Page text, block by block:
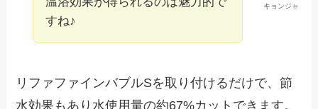
キョンジャ
すね♪
リファファインバブルSを取り付けるだけで、節
水効果もあり水使用量の約67%カットできます。